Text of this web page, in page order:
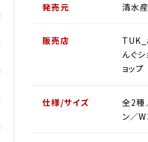
発売元 清水
販売店
んぐ
ョップ
仕様/サイズ
全2種
ン／